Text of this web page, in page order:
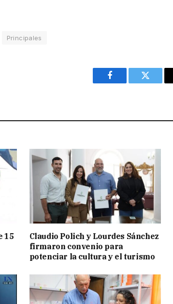
Principales
Facebook Twitter
15
Claudio Polich y Lourdes Sánchez
firmaron convenio para
potenciar la cultura y el turismo